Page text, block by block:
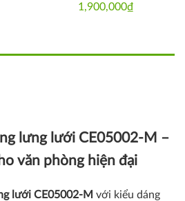
1,900,000₫
lưng lưới CE05002-M –
văn phòng hiện đại
lưới CE05002-M với kiểu dáng